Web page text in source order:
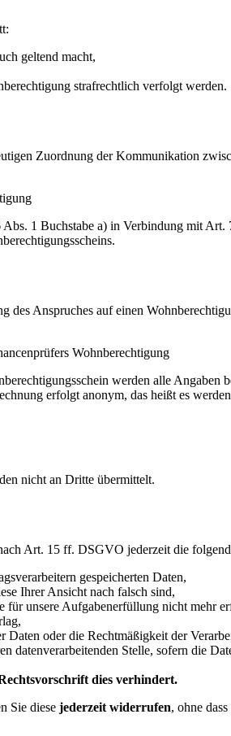
geltend macht,
strafrechtlich verfolgt werden.
Zuordnung der Kommunikation
1 Buchstabe a) in Verbindung mit
Anspruches auf einen
Wohnberechtigung
werden alle
erfolgt anonym, das heißt es
nicht an Dritte übermittelt.
Art. 15 ff. DSGVO jederzeit die
gespeicherten Daten,
Ihrer Ansicht nach falsch sind,
für unsere Aufgabenerfüllung nicht
oder die Rechtmäßigkeit der
datenverarbeitenden Stelle, sofern die
dies verhindert.
Sie diese jederzeit widerrufen, ohne